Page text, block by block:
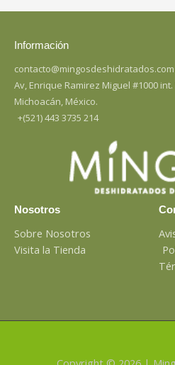
Información
contacto@mingosdeshidratados.com
Av, Enrique Ramirez Miguel #1000 int.
Michoacán, México.
+(521) 443 3735 214
Nosotros
Sobre Nosotros
Visita la Tienda